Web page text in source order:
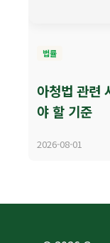
법률
아청법 관련
야 할 기준
2026-08-01